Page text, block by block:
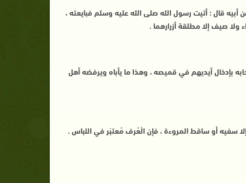
قال : أتيت رسول الله صلى الله عليه وسلم فبايعته ،
صيف إلا مطلقة أزرارهما .
بإدخال أيديهم في قميصه ، وهذا ما يأباه ويرفضه أهل
إلا سفيه أو ساقط المروءة ، فإن الْعُرف مُعتبَر في اللباس .